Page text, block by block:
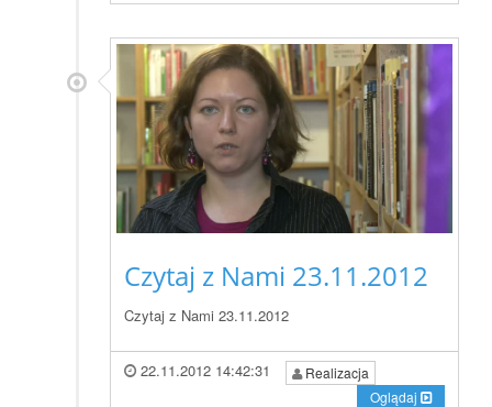
Czytaj z Nami 23.11.2012
Czytaj z Nami 23.11.2012
22.11.2012 14:42:31
Realizacja
Oglądaj